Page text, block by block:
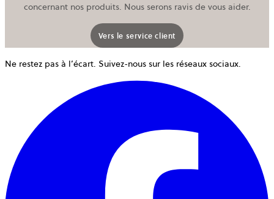
concernant nos produits. Nous serons ravis de vous aider.
Vers le service client
Ne restez pas à l’écart. Suivez-nous sur les réseaux sociaux.